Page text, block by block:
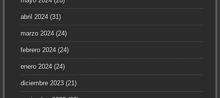
abril 2024(31)
marzo 2024(24)
febrero 2024(24)
enero 2024(24)
diciembre 2023(21)